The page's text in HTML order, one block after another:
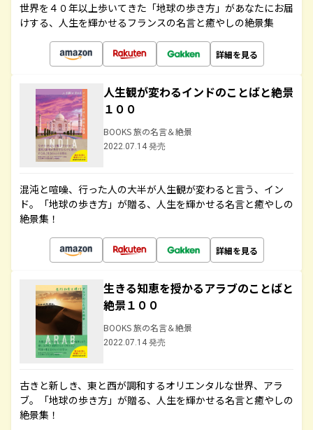
世界を４０年以上歩いてきた「地球の歩き方」があなたにお届
けする、人生を輝かせるフランスの名言と癒やしの絶景集
詳細を見る
人生観が変わるインドのことばと絶景
１００
BOOKS 旅の名言＆絶景
2022.07.14 発売
混沌と喧噪、行った人の大半が人生観が変わると言う、イン
ド。「地球の歩き方」が贈る、人生を輝かせる名言と癒やしの
絶景集！
詳細を見る
生きる知恵を授かるアラブのことばと
絶景１００
BOOKS 旅の名言＆絶景
2022.07.14 発売
古きと新しき、東と西が調和するオリエンタルな世界、アラ
ブ。「地球の歩き方」が贈る、人生を輝かせる名言と癒やしの
絶景集！